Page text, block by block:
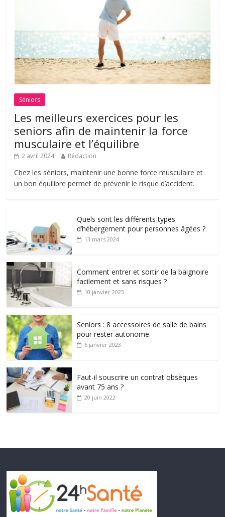
Séniors
Les meilleurs exercices pour les
seniors afin de maintenir la force
musculaire et l’équilibre
2 avril 2024 Rédaction
Chez les séniors, maintenir une bonne force musculaire et
un bon équilibre permet de prévenir le risque d’accident.
Quels sont les différents types
d’hébergement pour personnes âgées ?
13 mars 2024
Comment entrer et sortir de la baignoire
facilement et sans risques ?
10 janvier 2023
Seniors : 8 accessoires de salle de bains
pour rester autonome
6 janvier 2023
Faut-il souscrire un contrat obsèques
avant 75 ans ?
20 juin 2022